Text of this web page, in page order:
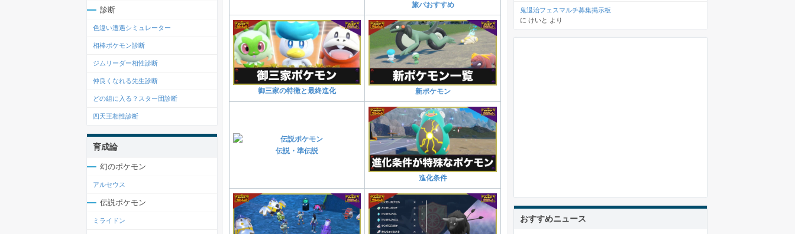
旅パおすすめ
御三家の特徴と最終進化 新ポケモン
伝説・準伝説
進化条件
診断
色違い遭遇シミュレーター
相棒ポケモン診断
ジムリーダー相性診断
仲良くなれる先生診断
どの組に入る？スター団診断
四天王相性診断
育成論
幻のポケモン
アルセウス
伝説ポケモン
ミライドン
鬼退治フェスマルチ募集掲示板
に けいと より
おすすめニュース